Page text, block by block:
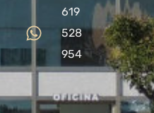
619
528
954